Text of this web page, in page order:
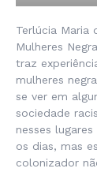
Terlúcia Maria
Mulheres
traz
mulheres
se ver em
sociedade
nesses
os dias, mas
colonizador